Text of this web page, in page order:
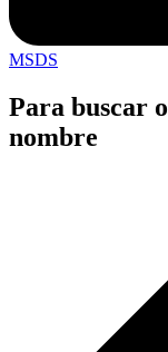
MSDS
Para buscar
nombre